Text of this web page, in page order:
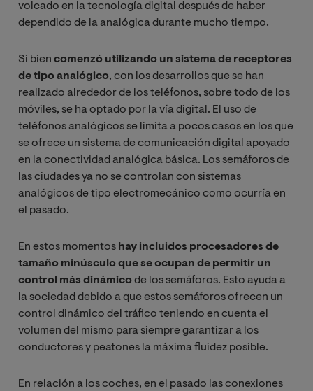
volcado en la tecnología digital después de haber
dependido de la analógica durante mucho tiempo.
Si bien comenzó utilizando un sistema de receptores
de tipo analógico, con los desarrollos que se han
realizado alrededor de los teléfonos, sobre todo de los
móviles, se ha optado por la vía digital. El uso de
teléfonos analógicos se limita a pocos casos en los que
se ofrece un sistema de comunicación digital apoyado
en la conectividad analógica básica. Los semáforos de
las ciudades ya no se controlan con sistemas
analógicos de tipo electromecánico como ocurría en
el pasado.
En estos momentos hay incluidos procesadores de
tamaño minúsculo que se ocupan de permitir un
control más dinámicode los semáforos. Esto ayuda a
la sociedad debido a que estos semáforos ofrecen un
control dinámico del tráfico teniendo en cuenta el
volumen del mismo para siempre garantizar a los
conductores y peatones la máxima fluidez posible.
En relación a los coches, en el pasado las conexiones